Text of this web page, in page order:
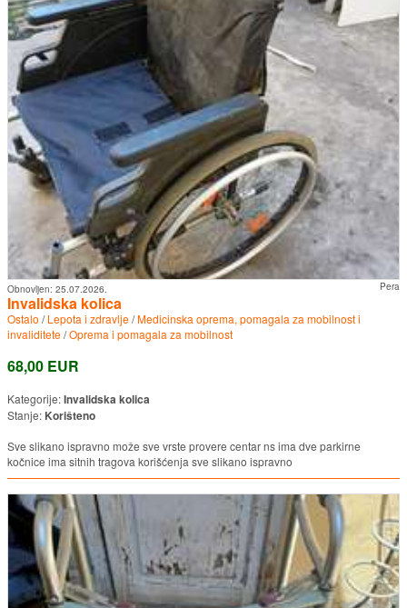
Pera
Obnovljen: 25.07.2026.
Invalidska kolica
Ostalo /Lepota i zdravlje/Medicinska oprema, pomagala za mobilnost i
invaliditete/Oprema i pomagala za mobilnost
68,00 EUR
Kategorije:Invalidska kolica
Stanje: Korišteno
Sve slikano ispravno može sve vrste provere centar ns ima dve parkirne
kočnice ima sitnih tragova korišćenja sve slikano ispravno